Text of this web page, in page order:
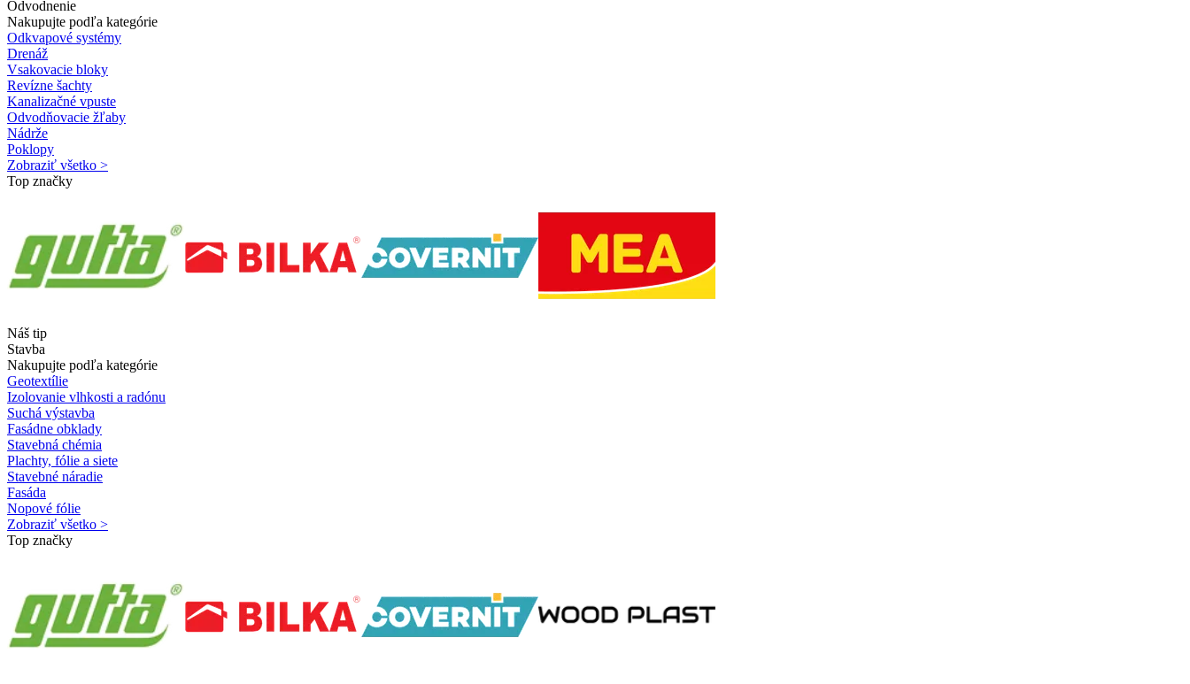
Odvodnenie
Nakupujte podľa kategórie
Odkvapové systémy
Drenáž
Vsakovacie bloky
Revízne šachty
Kanalizačné vpuste
Odvodňovacie žľaby
Nádrže
Poklopy
Zobraziť všetko >
Top značky
Náš tip
Stavba
Nakupujte podľa kategórie
Geotextílie
Izolovanie vlhkosti a radónu
Suchá výstavba
Fasádne obklady
Stavebná chémia
Plachty, fólie a siete
Stavebné náradie
Fasáda
Nopové fólie
Zobraziť všetko >
Top značky